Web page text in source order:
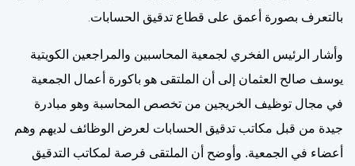
بالتعرف بصورة أعمق على قطاع تدقيق الحسابات.
وأشار الرئيس الفخري لجمعية المحاسبين والمراجعين الكويتية
يوسف صالح العثمان إلى أن الملتقى هو باكورة أعمال الجمعية
في مجال توظيف الخريجين من تخصص المحاسبة وهو مبادرة
جيدة من قبل مكاتب تدقيق الحسابات لعرض الوظائف لديهم وهم
أعضاء في الجمعية. وأوضح أن الملتقى فرصة لمكاتب التدقيق